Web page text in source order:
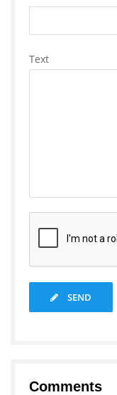
Text
SEND
Comments